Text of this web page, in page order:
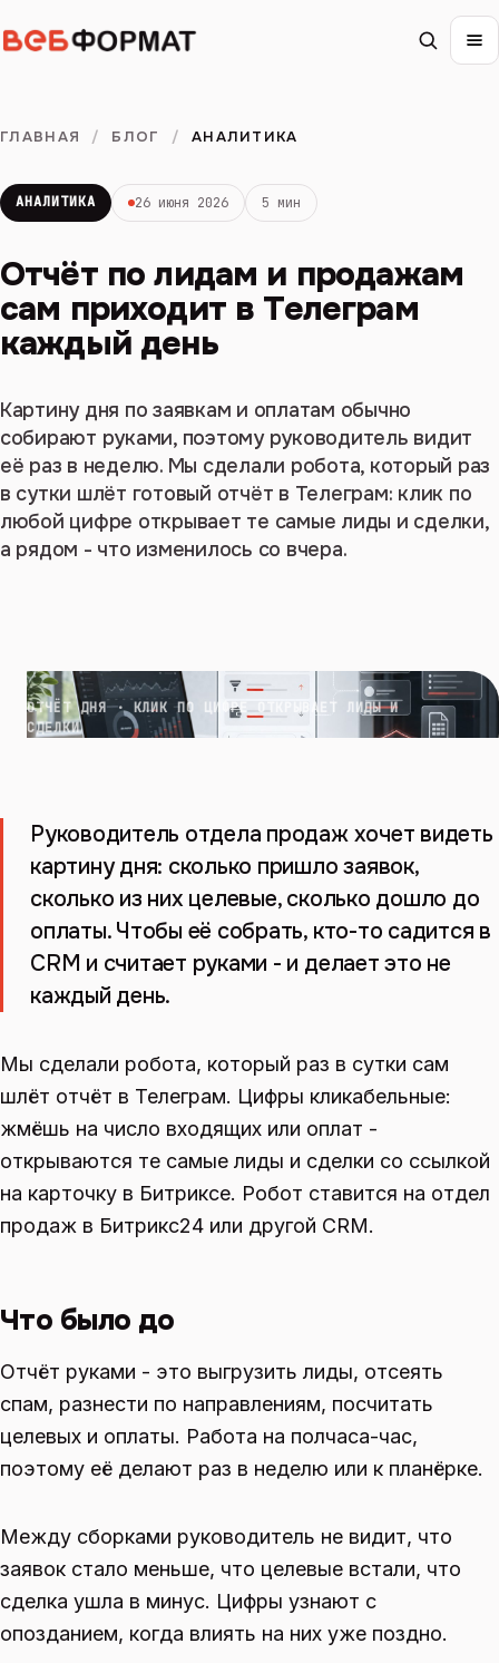
ГЛАВНАЯ / БЛОГ / АНАЛИТИКА
АНАЛИТИКА 26 июня 2026 5 мин
Отчёт по лидам и продажам
сам приходит в Телеграм
каждый день
Картину дня по заявкам и оплатам обычно
собирают руками, поэтому руководитель видит
её раз в неделю. Мы сделали робота, который раз
в сутки шлёт готовый отчёт в Телеграм: клик по
любой цифре открывает те самые лиды и сделки,
а рядом - что изменилось со вчера.
ОТЧЁТ ДНЯ · КЛИК ПО ЦИФРЕ ОТКРЫВАЕТ ЛИДЫ И
СДЕЛКИ
Руководитель отдела продаж хочет видеть
картину дня: сколько пришло заявок,
сколько из них целевые, сколько дошло до
оплаты. Чтобы её собрать, кто-то садится в
CRM и считает руками - и делает это не
каждый день.
Мы сделали робота, который раз в сутки сам
шлёт отчёт в Телеграм. Цифры кликабельные:
жмёшь на число входящих или оплат -
открываются те самые лиды и сделки со ссылкой
на карточку в Битриксе. Робот ставится на отдел
продаж в Битрикс24 или другой CRM.
Что было до
Отчёт руками - это выгрузить лиды, отсеять
спам, разнести по направлениям, посчитать
целевых и оплаты. Работа на полчаса-час,
поэтому её делают раз в неделю или к планёрке.
Между сборками руководитель не видит, что
заявок стало меньше, что целевые встали, что
сделка ушла в минус. Цифры узнают с
опозданием, когда влиять на них уже поздно.